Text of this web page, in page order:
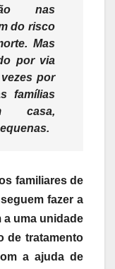
nas
do risco
Mas
por via
por
famílias
casa,
.
familiares de
fazer a
a uma unidade
de tratamento
a ajuda de